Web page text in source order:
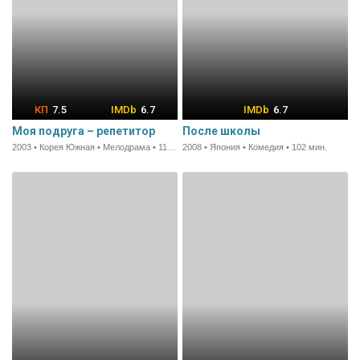
7.5 6.7
Моя подруга – репетитор
2003 • Корея Южная • Мелодрама • 110 мин.
6.7
После школы
2008 • Япония • Комедия • 102 мин.